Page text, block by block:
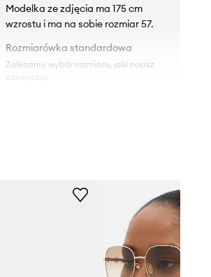
Modelka ze zdjęcia ma 175 cm
wzrostu i ma na sobie rozmiar 57.
Rozmiarówka standardowa
Zalecamy wybór rozmiaru, jaki nosisz
zazwyczaj.
Kategoria filtra: Kat. 2
nie